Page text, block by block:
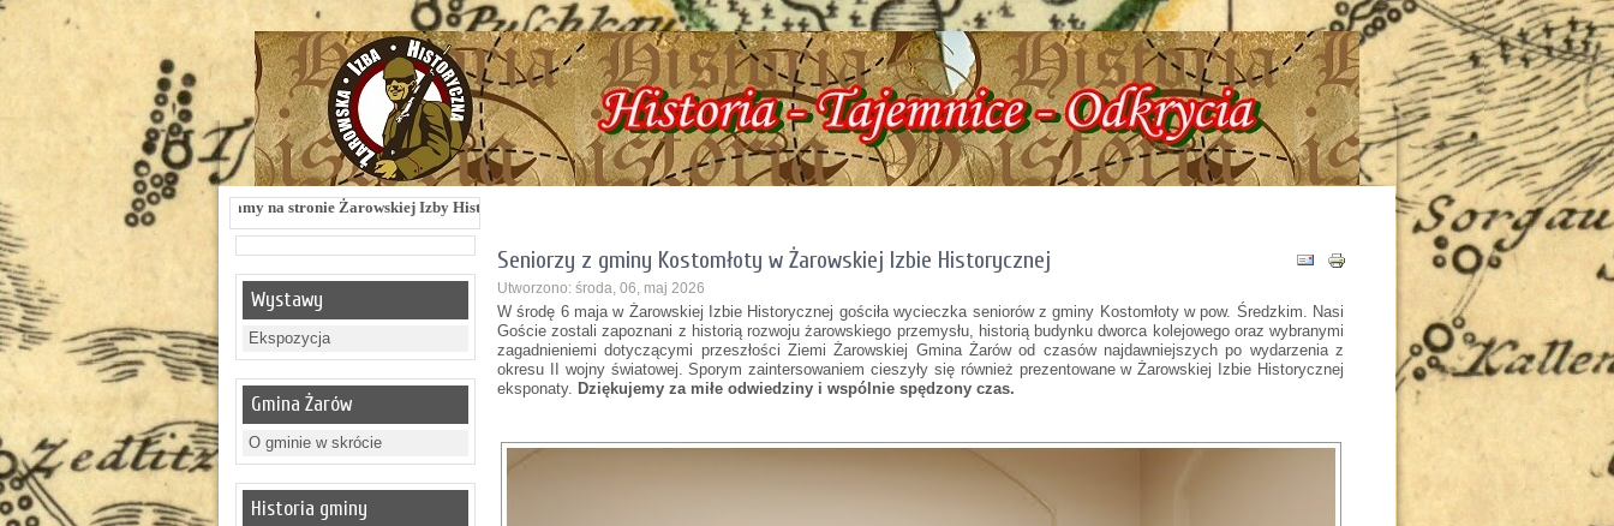
Witamy na stronie Żarowskiej Izby Historycznej !!! Żarowska Izba Historyczna, ul. Dworcowa 3 !!! e-mail: izbazarow@wp.pl, tel. 537-481-116 !!! Historia - Tajemnice - Odkrycia !!!
Wystawy
Ekspozycja
Gmina Żarów
O gminie w skrócie
Historia gminy
Seniorzy z gminy Kostomłoty w Żarowskiej Izbie Historycznej
Utworzono: środa, 06, maj 2026
W środę 6 maja w Żarowskiej Izbie Historycznej gościła wycieczka seniorów z gminy Kostomłoty w pow. Średzkim. Nasi
Goście zostali zapoznani z historią rozwoju żarowskiego przemysłu, historią budynku dworca kolejowego oraz wybranymi
zagadnieniemi dotyczącymi przeszłości Ziemi Żarowskiej Gmina Żarów od czasów najdawniejszych po wydarzenia z
okresu II wojny światowej. Sporym zaintersowaniem cieszyły się również prezentowane w Żarowskiej Izbie Historycznej
eksponaty. Dziękujemy za miłe odwiedziny i wspólnie spędzony czas.